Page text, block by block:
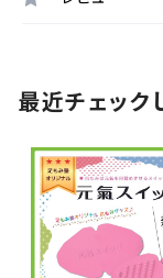
最近チェック